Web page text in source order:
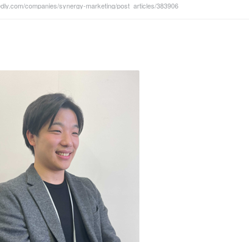
companies/synergy-marketing/post_articles/383906